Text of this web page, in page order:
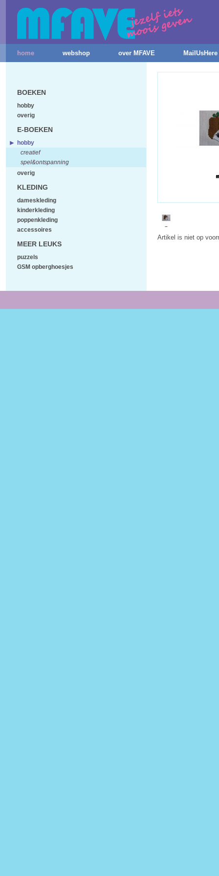
home webshop over MFAVE MailUsHere
Artikel is niet op
BOEKEN
hobby
overig
E-BOEKEN
hobby
creatief
spel&ontspanning
overig
KLEDING
dameskleding
kinderkleding
poppenkleding
accessoires
MEER LEUKS
puzzels
GSM opberghoesjes